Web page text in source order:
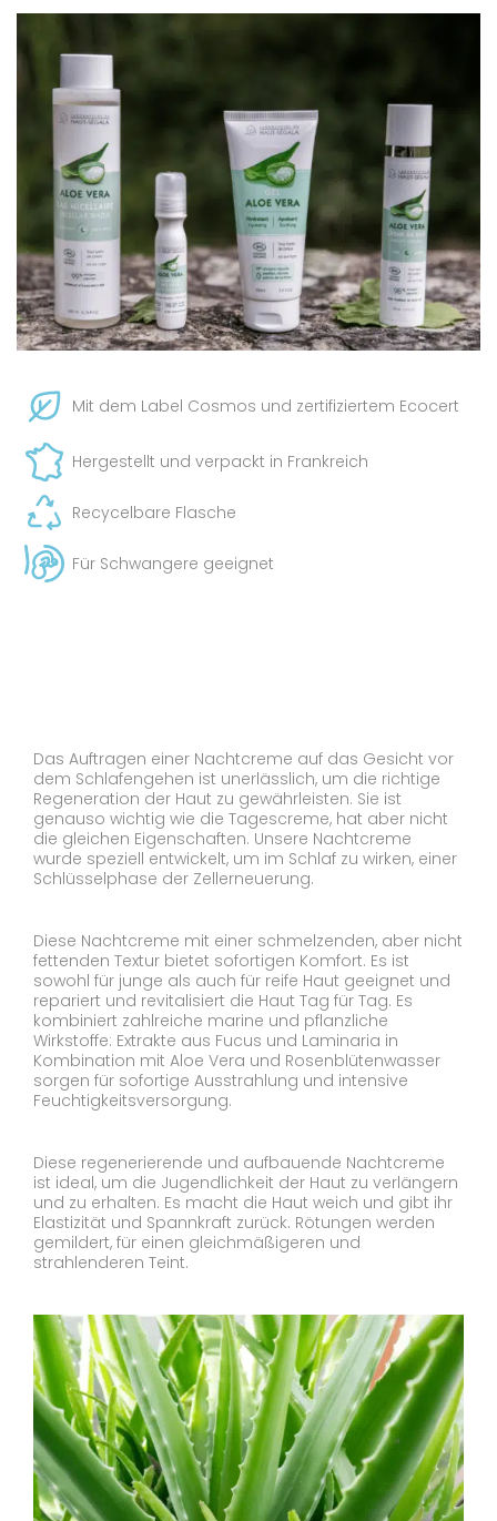
Mit dem Label Cosmos und zertifiziertem Ecocert
Hergestellt und verpackt in Frankreich
Recycelbare Flasche
Für Schwangere geeignet
Das Auftragen einer Nachtcreme auf das Gesicht vor
dem Schlafengehen ist unerlässlich, um die richtige
Regeneration der Haut zu gewährleisten. Sie ist
genauso wichtig wie die Tagescreme, hat aber nicht
die gleichen Eigenschaften. Unsere Nachtcreme
wurde speziell entwickelt, um im Schlaf zu wirken, einer
Schlüsselphase der Zellerneuerung.
Diese Nachtcreme mit einer schmelzenden, aber nicht
fettenden Textur bietet sofortigen Komfort. Es ist
sowohl für junge als auch für reife Haut geeignet und
repariert und revitalisiert die Haut Tag für Tag. Es
kombiniert zahlreiche marine und pflanzliche
Wirkstoffe: Extrakte aus Fucus und Laminaria in
Kombination mit Aloe Vera und Rosenblütenwasser
sorgen für sofortige Ausstrahlung und intensive
Feuchtigkeitsversorgung.
Diese regenerierende und aufbauende Nachtcreme
ist ideal, um die Jugendlichkeit der Haut zu verlängern
und zu erhalten. Es macht die Haut weich und gibt ihr
Elastizität und Spannkraft zurück. Rötungen werden
gemildert, für einen gleichmäßigeren und
strahlenderen Teint.